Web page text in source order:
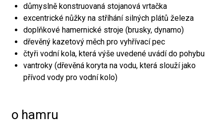
důmyslně konstruovaná stojanová vrtačka
excentrické nůžky na stříhání silných plátů železa
doplňkové hamernické stroje (brusky, dynamo)
dřevěný kazetový měch pro vyhřívací pec
čtyři vodní kola, která výše uvedené uvádí do pohybu
vantroky (dřevěná koryta na vodu, která slouží jako
přívod vody pro vodní kolo)
o hamru